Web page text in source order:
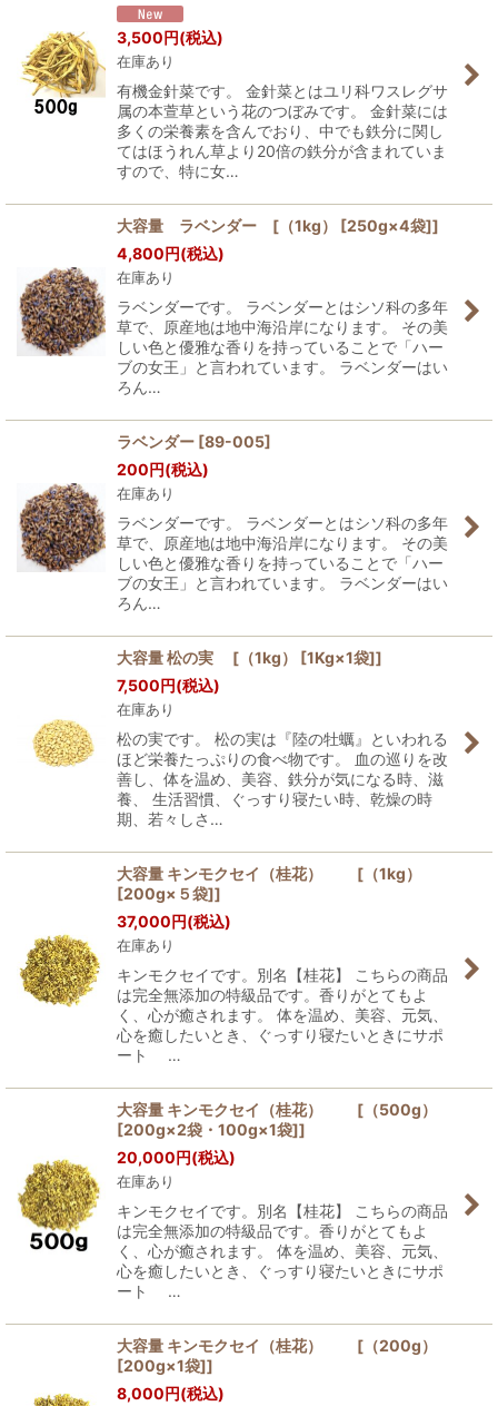
3,500円(税込)
在庫あり
有機金針菜です。 金針菜とはユリ科ワスレグサ
属の本萱草という花のつぼみです。 金針菜には
多くの栄養素を含んでおり、中でも鉄分に関し
てはほうれん草より20倍の鉄分が含まれていま
すので、特に女…
大容量 ラベンダー [（1kg） [250g×4袋]]
4,800円(税込)
在庫あり
ラベンダーです。 ラベンダーとはシソ科の多年
草で、原産地は地中海沿岸になります。 その美
しい色と優雅な香りを持っていることで「ハー
ブの女王」と言われています。 ラベンダーはい
ろん…
ラベンダー [89-005]
200円(税込)
在庫あり
ラベンダーです。 ラベンダーとはシソ科の多年
草で、原産地は地中海沿岸になります。 その美
しい色と優雅な香りを持っていることで「ハー
ブの女王」と言われています。 ラベンダーはい
ろん…
大容量 松の実 [（1kg） [1Kg×1袋]]
7,500円(税込)
在庫あり
松の実です。 松の実は『陸の牡蠣』といわれる
ほど栄養たっぷりの食べ物です。 血の巡りを改
善し、体を温め、美容、鉄分が気になる時、滋
養、 生活習慣、ぐっすり寝たい時、乾燥の時
期、若々しさ…
大容量 キンモクセイ（桂花） [（1kg）
[200g×５袋]]
37,000円(税込)
在庫あり
キンモクセイです。別名【桂花】 こちらの商品
は完全無添加の特級品です。香りがとてもよ
く、心が癒されます。 体を温め、美容、元気、
心を癒したいとき、ぐっすり寝たいときにサポ
ート …
大容量 キンモクセイ（桂花） [（500g）
[200g×2袋・100g×1袋]]
20,000円(税込)
在庫あり
キンモクセイです。別名【桂花】 こちらの商品
は完全無添加の特級品です。香りがとてもよ
く、心が癒されます。 体を温め、美容、元気、
心を癒したいとき、ぐっすり寝たいときにサポ
ート …
大容量 キンモクセイ（桂花） [（200g）
[200g×1袋]]
8,000円(税込)